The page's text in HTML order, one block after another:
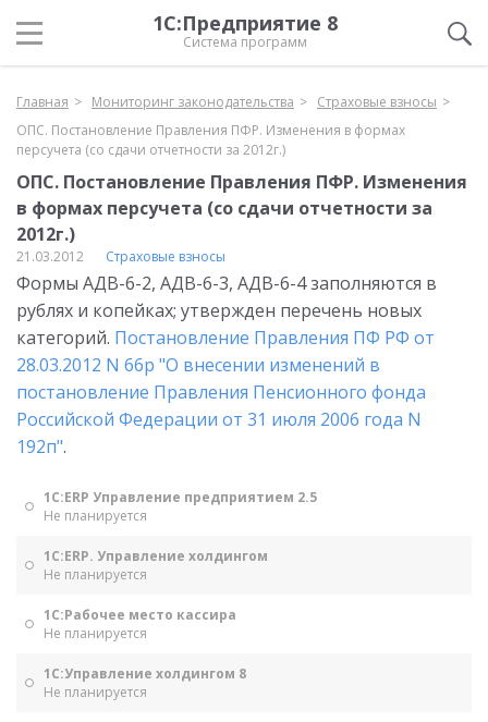
1С:Предприятие 8
Система программ
Главная Мониторинг законодательства
Страховые взносы
ОПС. Постановление Правления ПФР. Изменения в формах
персучета (со сдачи отчетности за 2012г.)
ОПС. Постановление Правления ПФР. Изменения
в формах персучета (со сдачи отчетности за
2012г.)
21.03.2012 Страховые взносы
Формы АДВ-6-2, АДВ-6-3, АДВ-6-4 заполняются в
рублях и копейках; утвержден перечень новых
категорий. Постановление Правления ПФ РФ от
28.03.2012 N 66р "О внесении изменений в
постановление Правления Пенсионного фонда
Российской Федерации от 31 июля 2006 года N
192п".
1С:ERP Управление предприятием 2.5
Не планируется
1С:ERP. Управление холдингом
Не планируется
1С:Рабочее место кассира
Не планируется
1С:Управление холдингом 8
Не планируется